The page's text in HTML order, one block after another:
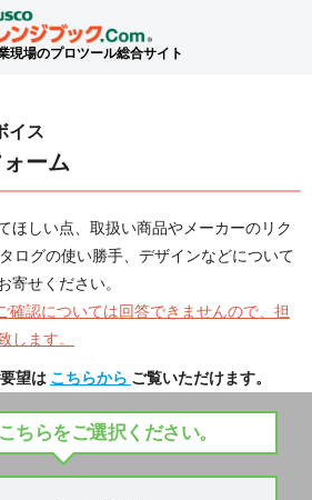
現場のプロツール総合サイト
イス
ーム
ほしい点、取扱い商品やメーカーのリク
ログの使い勝手、デザインなどについて
寄せください。
認については回答できませんので、担
します。
望は こちらから ご覧いただけます。
ちらをご選択ください。